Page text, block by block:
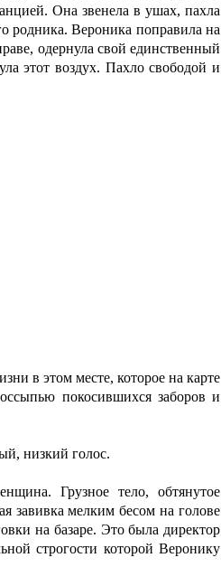
Она звенела в ушах, пахла
родника. Вероника поправила на
одернула свой единственный
этот воздух. Пахло свободой и
в этом месте, которое на карте
покосившихся заборов и
низкий голос.
Грузное тело, обтянутое
завивка мелким бесом на голове
на базаре. Это была директор
строгости которой Веронику